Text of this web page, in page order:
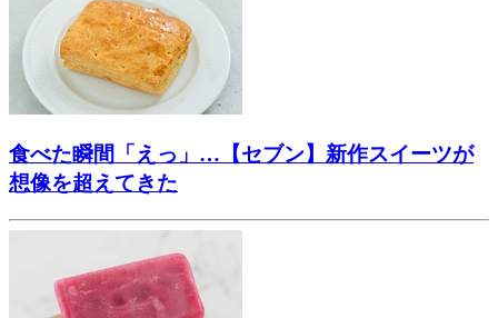
食べた瞬間「えっ」…【セブン】新作スイーツが
想像を超えてきた